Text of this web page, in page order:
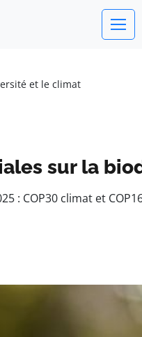
et le climat
sur la
: COP30 climat et